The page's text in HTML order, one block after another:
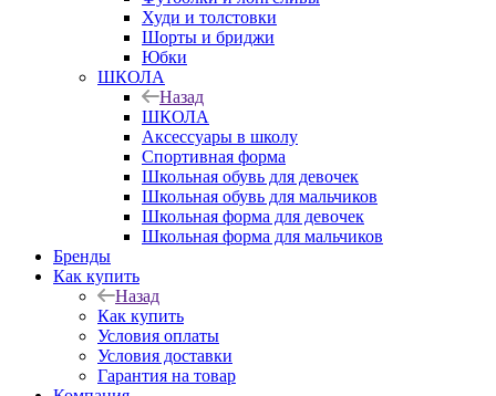
Худи и толстовки
Шорты и бриджи
Юбки
ШКОЛА
Назад
ШКОЛА
Аксессуары в школу
Спортивная форма
Школьная обувь для девочек
Школьная обувь для мальчиков
Школьная форма для девочек
Школьная форма для мальчиков
Бренды
Как купить
Назад
Как купить
Условия оплаты
Условия доставки
Гарантия на товар